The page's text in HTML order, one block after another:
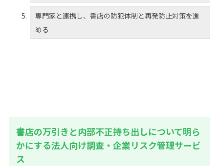
専門家と連携し、書店の防犯体制と再発防止対策を進
める
書店の万引きと内部不正持ち出しについて明ら
かにする法人向け調査・企業リスク管理サービ
ス